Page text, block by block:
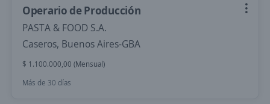
Operario de Producción
PASTA & FOOD S.A.
Caseros, Buenos Aires-GBA
$ 1.100.000,00 (Mensual)
Más de 30 días